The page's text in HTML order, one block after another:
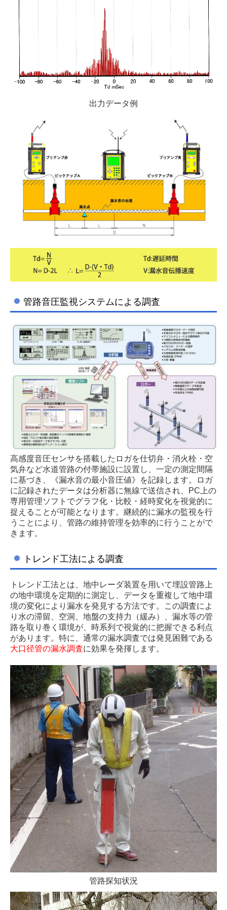
出力データ例
管路音圧監視システムによる調査
高感度音圧センサを搭載したロガを仕切弁・消火栓・空
気弁など水道管路の付帯施設に設置し、一定の測定間隔
に基づき、《漏水音の最小音圧値》を記録します。ロガ
に記録されたデータは分析器に無線で送信され、PC上の
専用管理ソフトでグラフ化・比較・経時変化を視覚的に
捉えることが可能となります。継続的に漏水の監視を行
うことにより、管路の維持管理を効率的に行うことがで
きます。
トレンド工法による調査
トレンド工法とは、地中レーダ装置を用いて埋設管路上
の地中環境を定期的に測定し、データを重複して地中環
境の変化により漏水を発見する方法です。この調査によ
り水の滞留、空洞、地盤の支持力（緩み）、漏水等の管
路を取り巻く環境が、時系列で視覚的に把握できる利点
があります。特に、通常の漏水調査では発見困難である
大口径管の漏水調査に効果を発揮します。
管路探知状況